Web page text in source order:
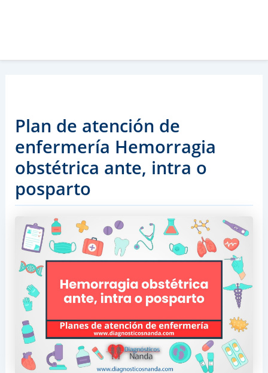
Plan de atención de
enfermería Hemorragia
obstétrica ante, intra o
posparto